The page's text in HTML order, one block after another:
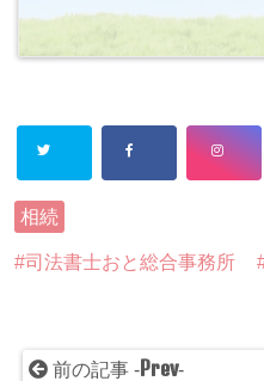
相続
司法書士おと総合事務所
前の記事 -Prev-